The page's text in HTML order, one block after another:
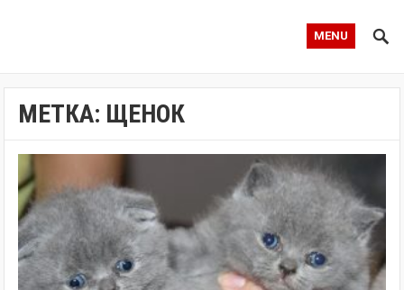
MENU
МЕТКА: ЩЕНОК